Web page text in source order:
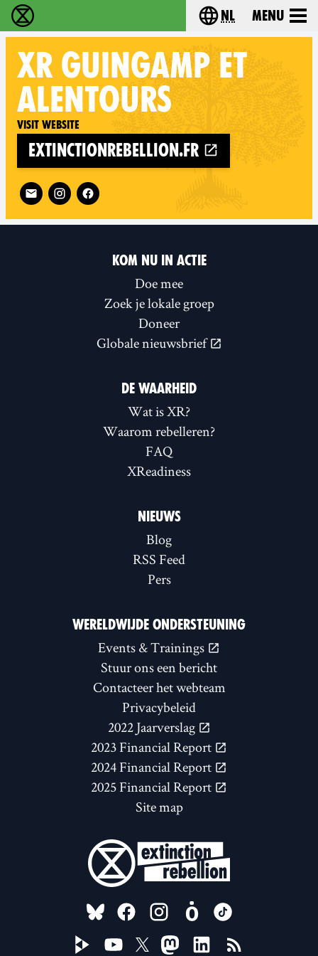
Extinction Rebellion - Home Choose your
nl Menu
XR GUINGAMP ET
ALENTOURS
Visit website
extinctionrebellion.fr
Follow XR Guingamp et alentours on
KOM NU IN ACTIE
Doe mee
Zoek je lokale groep
Doneer
Globale nieuwsbrief
DE WAARHEID
Wat is XR?
Waarom rebelleren?
FAQ
XReadiness
NIEUWS
Blog
RSS Feed
Pers
WERELDWIJDE ONDERSTEUNING
Events & Trainings
Stuur ons een bericht
Contacteer het webteam
Privacybeleid
2022 Jaarverslag
2023 Financial Report
2024 Financial Report
2025 Financial Report
Site map
FOLLOW US ON